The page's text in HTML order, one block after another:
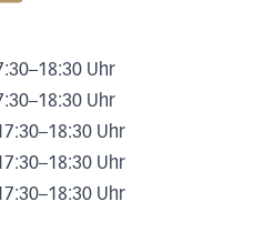
–18:30 Uhr
–18:30 Uhr
–18:30 Uhr
–18:30 Uhr
–18:30 Uhr